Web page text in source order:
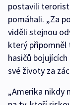
postavili
pomáhali. „Za
viděli stejnou
který připomněl
hasičů
své životy za
„Amerika nikdy